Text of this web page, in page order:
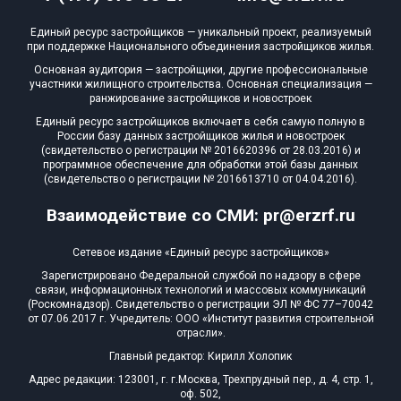
блоков в БД
160 из 4 547
Взаимодействие со СМИ: pr@erzrf.ru
Единый ресурс застройщиков — уникальный проект, реализуемый
при поддержке Национального объединения застройщиков жилья.
Основная аудитория — застройщики, другие профессиональные
участники жилищного строительства. Основная специализация —
ранжирование застройщиков и новостроек
Единый ресурс застройщиков включает в себя самую полную в
России базу данных застройщиков жилья и новостроек
(свидетельство о регистрации № 2016620396 от 28.03.2016) и
программное обеспечение для обработки этой базы данных
(свидетельство о регистрации № 2016613710 от 04.04.2016).
Сетевое издание «Единый ресурс застройщиков»
Зарегистрировано Федеральной службой по надзору в сфере
связи, информационных технологий и массовых коммуникаций
(Роскомнадзор). Свидетельство о регистрации ЭЛ № ФС 77–70042
от 07.06.2017 г. Учредитель: ООО «Институт развития строительной
отрасли».
Главный редактор: Кирилл Холопик
Адрес редакции: 123001, г. г.Москва, Трехпрудный пер., д. 4, стр. 1,
оф. 502,